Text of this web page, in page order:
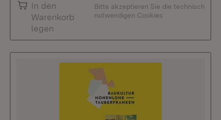
In den
Warenkorb
legen
Bitte akzeptieren Sie die technisch
notwendigen Cookies